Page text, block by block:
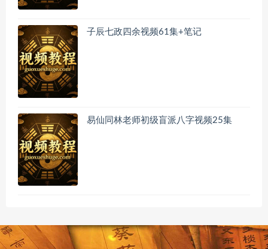
子辰七政四余视频61集+笔记
易仙同林老师初级盲派八字视频25集